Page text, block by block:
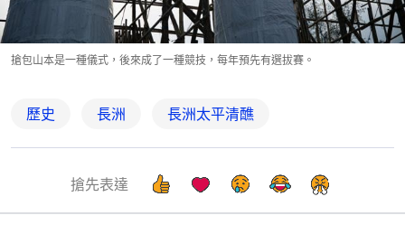
搶包山本是一種儀式，後來成了一種競技，每年預先有選拔賽。
歷史 長洲 長洲太平清醮
搶先表達